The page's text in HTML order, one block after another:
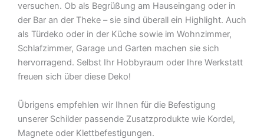
versuchen. Ob als Begrüßung am Hauseingang oder in
der Bar an der Theke – sie sind überall ein Highlight. Auch
als Türdeko oder in der Küche sowie im Wohnzimmer,
Schlafzimmer, Garage und Garten machen sie sich
hervorragend. Selbst Ihr Hobbyraum oder Ihre Werkstatt
freuen sich über diese Deko!
Übrigens empfehlen wir Ihnen für die Befestigung
unserer Schilder passende Zusatzprodukte wie Kordel,
Magnete oder Klettbefestigungen.